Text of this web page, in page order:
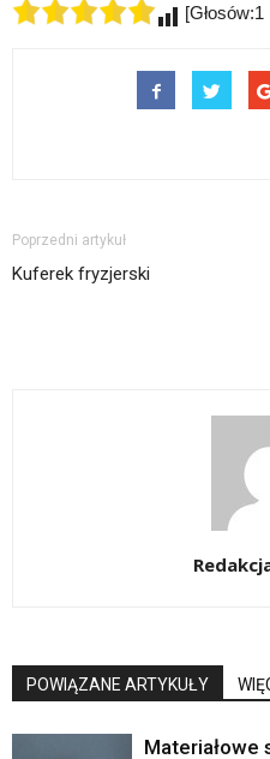
Poprzedni artykuł
Kuferek fryzjerski
POWIĄZANE ARTYKUŁY
Materiałowe